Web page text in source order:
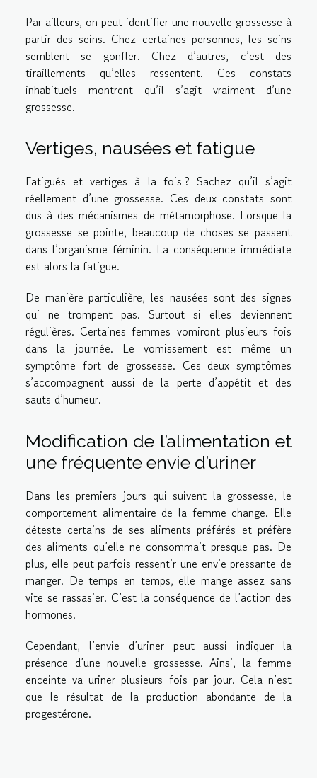
Par ailleurs, on peut identifier une nouvelle grossesse à
partir des seins. Chez certaines personnes, les seins
semblent se gonfler. Chez d’autres, c’est des
tiraillements qu’elles ressentent. Ces constats
inhabituels montrent qu’il s’agit vraiment d’une
grossesse.
Vertiges, nausées et fatigue
Fatigués et vertiges à la fois ? Sachez qu’il s’agit
réellement d’une grossesse. Ces deux constats sont
dus à des mécanismes de métamorphose. Lorsque la
grossesse se pointe, beaucoup de choses se passent
dans l’organisme féminin. La conséquence immédiate
est alors la fatigue.
De manière particulière, les nausées sont des signes
qui ne trompent pas. Surtout si elles deviennent
régulières. Certaines femmes vomiront plusieurs fois
dans la journée. Le vomissement est même un
symptôme fort de grossesse. Ces deux symptômes
s’accompagnent aussi de la perte d’appétit et des
sauts d’humeur.
Modification de l’alimentation et
une fréquente envie d’uriner
Dans les premiers jours qui suivent la grossesse, le
comportement alimentaire de la femme change. Elle
déteste certains de ses aliments préférés et préfère
des aliments qu’elle ne consommait presque pas. De
plus, elle peut parfois ressentir une envie pressante de
manger. De temps en temps, elle mange assez sans
vite se rassasier. C’est la conséquence de l’action des
hormones.
Cependant, l’envie d’uriner peut aussi indiquer la
présence d’une nouvelle grossesse. Ainsi, la femme
enceinte va uriner plusieurs fois par jour. Cela n’est
que le résultat de la production abondante de la
progestérone.